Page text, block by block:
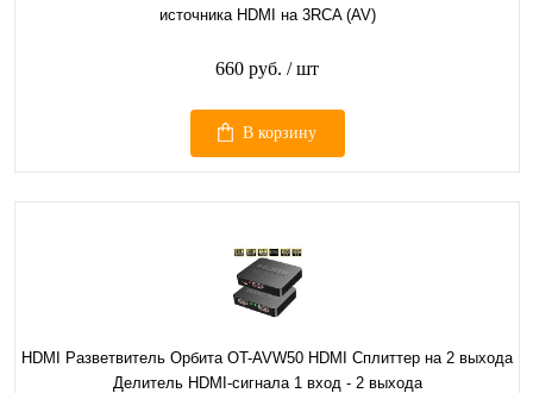
источника HDMI на 3RCA (AV)
660 руб. / шт
В корзину
HDMI Разветвитель Орбита OT-AVW50 HDMI Сплиттер на 2 выхода
Делитель HDMI-сигнала 1 вход - 2 выхода